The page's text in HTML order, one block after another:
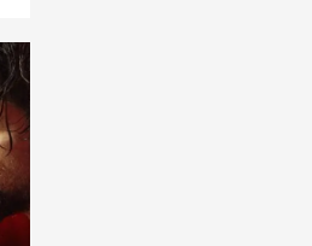
रायपुर
साथ पास की नीट परीक्षा, उप
शर्मा ने घर पहुंचकर दी बधाई